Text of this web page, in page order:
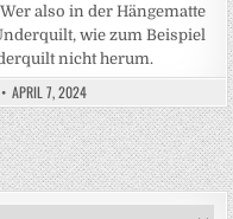
also in der Hängematte
wie zum Beispiel
nicht herum.
APRIL 7, 2024